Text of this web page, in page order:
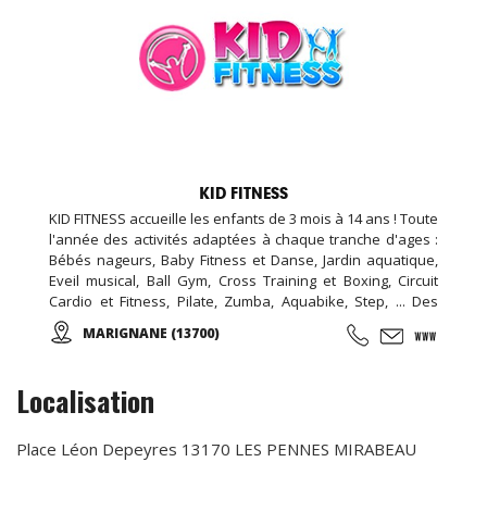
KID FITNESS
KID FITNESS accueille les enfants de 3 mois à 14 ans ! Toute
l'année des activités adaptées à chaque tranche d'ages :
Bébés nageurs, Baby Fitness et Danse, Jardin aquatique,
Eveil musical, Ball Gym, Cross Training et Boxing, Circuit
Cardio et Fitness, Pilate, Zumba, Aquabike, Step, ... Des
Stages Sportifs pendant les vacances, des Garderies
Sportives qui suivent les rythmes scolaires,... Des
MARIGNANE (13700)
Localisation
Place Léon Depeyres 13170 LES PENNES MIRABEAU